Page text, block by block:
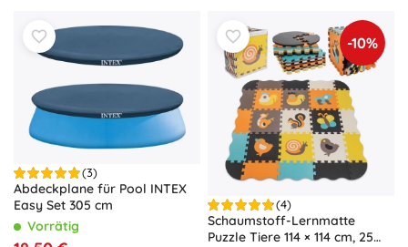
(3)
Abdeckplane für Pool INTEX
Easy Set 305 cm
Vorrätig
-10%
(4)
Schaumstoff-Lernmatte
Puzzle Tiere 114 × 114 cm, 25